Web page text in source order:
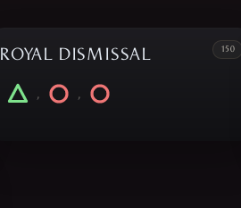
ROYAL DISMISSAL 150
, ,